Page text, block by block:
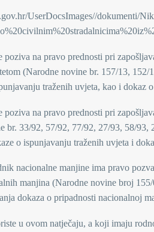
UserDocsImages//dokumenti/
poziva na pravo prednosti pri
(Narodne novine br. 157/13,
traženih uvjeta, kao i dokaz
poziva na pravo prednosti pri
br. 33/92, 57/92, 77/92, 27/93, 58/
o ispunjavanju traženih uvjeta i
nacionalne manjine ima pravo
manjina (Narodne novine broj
dokaza o pripadnosti nacionalnoj
u ovom natječaju, a koji imaju